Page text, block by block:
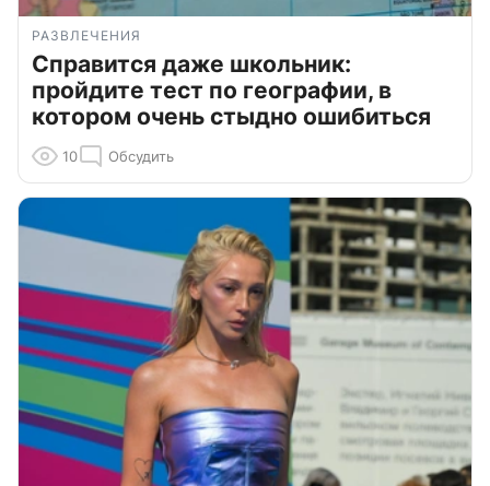
РАЗВЛЕЧЕНИЯ
Справится даже школьник:
пройдите тест по географии, в
котором очень стыдно ошибиться
10 Обсудить